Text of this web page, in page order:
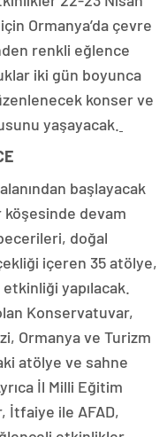
Ormanya’da çevre
renkli eğlence
iki gün boyunca
konser ve
yaşayacak.
başlayacak
köşesinde devam
doğal
içeren 35 atölye,
yapılacak.
Konservatuvar,
Ormanya ve Turizm
atölye ve sahne
İl Milli Eğitim
İtfaiye ile AFAD,